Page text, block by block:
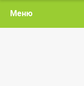
Меню